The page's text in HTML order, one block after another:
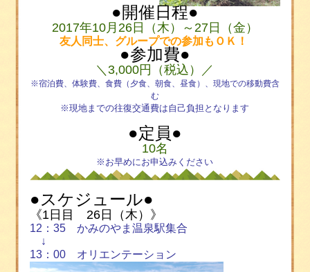
●開催日程●
2017年10月 26日（木）～ 27日（金）
友人同士、グループでの参加もＯＫ！
●参加費●
＼3,000円（税込）／
※宿泊費、体験費、食費（夕食、朝食、昼食）、現地での移動費含
む
※現地までの往復交通費は自己負担となります
●定員●
10名
※お早めにお申込みください
●スケジュール●
《1日目 26日（木）》
12 ： 35かみのやま温泉駅集合
↓
13： 00オリエンテーション